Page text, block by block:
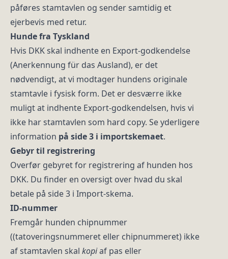
påføres stamtavlen og sender samtidig et
ejerbevis med retur.
Hunde fra Tyskland
Hvis DKK skal indhente en Export-godkendelse
(Anerkennung für das Ausland), er det
nødvendigt, at vi modtager hundens originale
stamtavle i fysisk form. Det er desværre ikke
muligt at indhente Export-godkendelsen, hvis vi
ikke har stamtavlen som hard copy. Se yderligere
information på side 3 i importskemaet.
Gebyr til registrering
Overfør gebyret for registrering af hunden hos
DKK. Du finder en oversigt over hvad du skal
betale på side 3 i Import-skema.
ID-nummer
Fremgår hunden chipnummer
((tatoveringsnummeret eller chipnummeret) ikke
af stamtavlen skal kopiaf pas eller